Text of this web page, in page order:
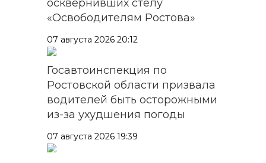
осквернивших стелу
«Освободителям Ростова»
07 августа 2026 20:12
Госавтоинспекция по
Ростовской области призвала
водителей быть осторожными
из-за ухудшения погоды
07 августа 2026 19:39